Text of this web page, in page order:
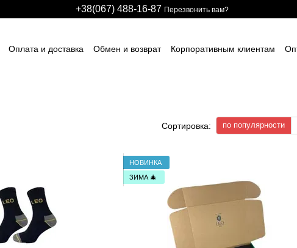
+38(067) 488-16-87 Перезвонить вам?
Оплата и доставка Обмен и возврат Корпоративным клиентам
Сортировка: по популярности
НОВИНКА
ЗИМА 🎄